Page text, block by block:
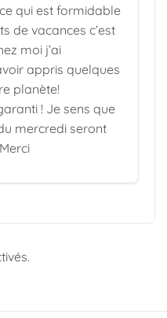
qui est formidable
de vacances c’est
moi j’ai
appris quelques
planète!
! Je sens que
mercredi seront